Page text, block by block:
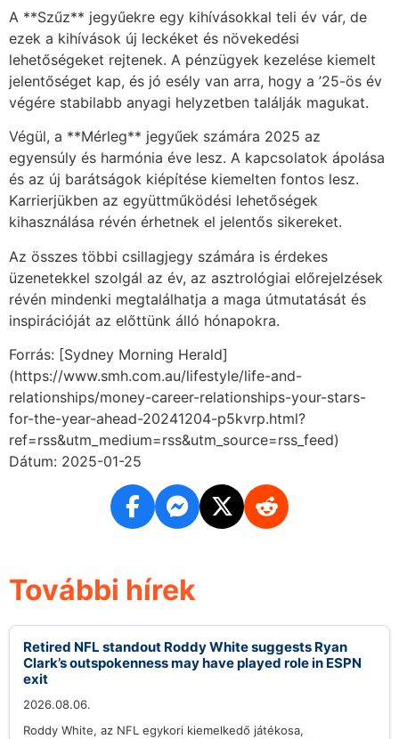
A **Szűz** jegyűekre egy kihívásokkal teli év vár, de
ezek a kihívások új leckéket és növekedési
lehetőségeket rejtenek. A pénzügyek kezelése kiemelt
jelentőséget kap, és jó esély van arra, hogy a ’25-ös év
végére stabilabb anyagi helyzetben találják magukat.
Végül, a **Mérleg** jegyűek számára 2025 az
egyensúly és harmónia éve lesz. A kapcsolatok ápolása
és az új barátságok kiépítése kiemelten fontos lesz.
Karrierjükben az együttműködési lehetőségek
kihasználása révén érhetnek el jelentős sikereket.
Az összes többi csillagjegy számára is érdekes
üzenetekkel szolgál az év, az asztrológiai előrejelzések
révén mindenki megtalálhatja a maga útmutatását és
inspirációját az előttünk álló hónapokra.
Forrás: [Sydney Morning Herald]
(https://www.smh.com.au/lifestyle/life-and-
relationships/money-career-relationships-your-stars-
for-the-year-ahead-20241204-p5kvrp.html?
ref=rss&utm_medium=rss&utm_source=rss_feed)
Dátum: 2025-01-25
További hírek
Retired NFL standout Roddy White suggests Ryan
Clark’s outspokenness may have played role in ESPN
exit
2026.08.06.
Roddy White, az NFL egykori kiemelkedő játékosa,